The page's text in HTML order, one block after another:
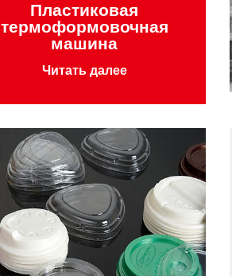
Пластиковая
термоформовочная
машина
Читать далее